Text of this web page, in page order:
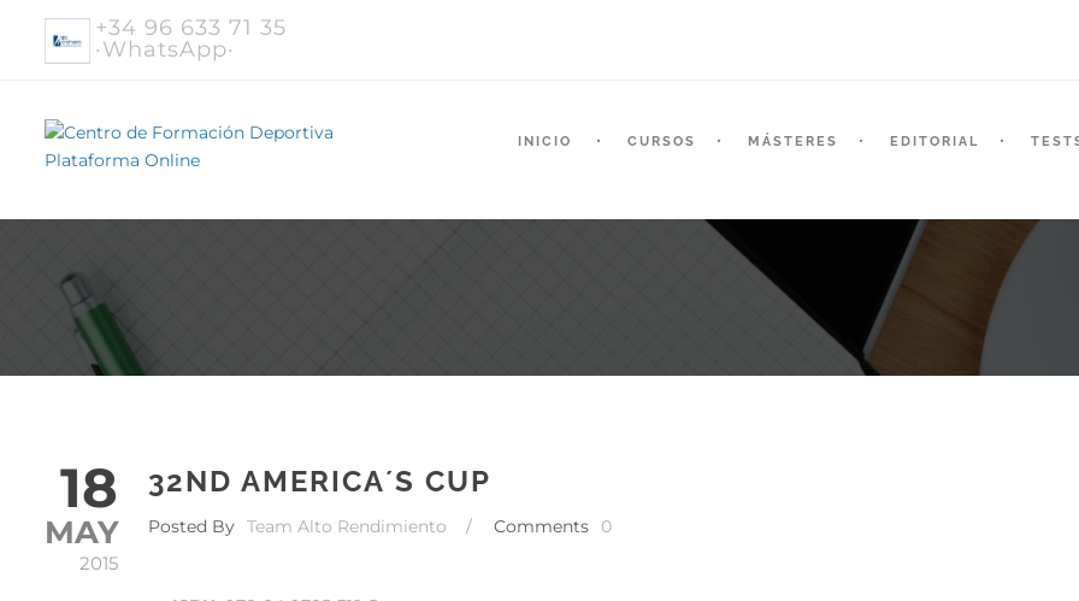
+34 96 633 71 35
·WhatsApp·
INICIO CURSOS MÁSTERES EDITORIAL
18
MAY
2015
32ND AMERICA´S CUP
Posted By Team Alto Rendimiento / Comments 0